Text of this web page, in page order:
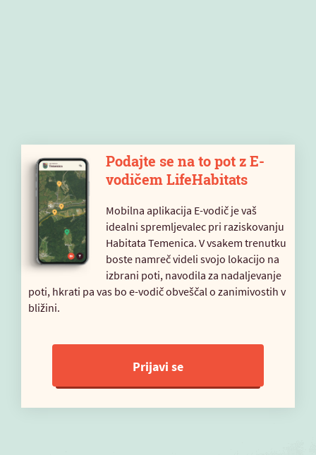
Podajte se na to pot z E-
vodičem LifeHabitats
Mobilna aplikacija E-vodič je vaš
idealni spremljevalec pri raziskovanju
Habitata Temenica. V vsakem trenutku
boste namreč videli svojo lokacijo na
izbrani poti, navodila za nadaljevanje
poti, hkrati pa vas bo e-vodič obveščal o zanimivostih v
bližini.
Prijavi se